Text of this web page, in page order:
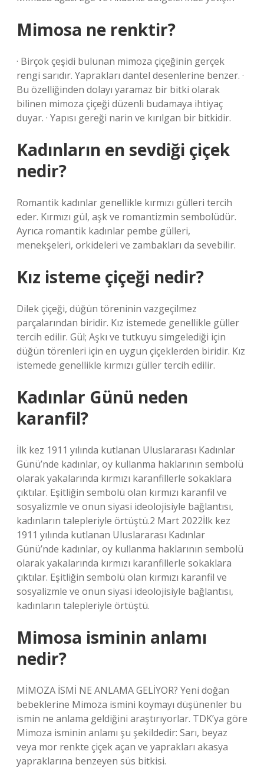
Mimosa ne renktir?
· Birçok çeşidi bulunan mimoza çiçeğinin gerçek
rengi sarıdır. Yaprakları dantel desenlerine benzer. ·
Bu özelliğinden dolayı yaramaz bir bitki olarak
bilinen mimoza çiçeği düzenli budamaya ihtiyaç
duyar. · Yapısı gereği narin ve kırılgan bir bitkidir.
Kadınların en sevdiği çiçek
nedir?
Romantik kadınlar genellikle kırmızı gülleri tercih
eder. Kırmızı gül, aşk ve romantizmin sembolüdür.
Ayrıca romantik kadınlar pembe gülleri,
menekşeleri, orkideleri ve zambakları da sevebilir.
Kız isteme çiçeği nedir?
Dilek çiçeği, düğün töreninin vazgeçilmez
parçalarından biridir. Kız istemede genellikle güller
tercih edilir. Gül; Aşkı ve tutkuyu simgelediği için
düğün törenleri için en uygun çiçeklerden biridir. Kız
istemede genellikle kırmızı güller tercih edilir.
Kadınlar Günü neden
karanfil?
İlk kez 1911 yılında kutlanan Uluslararası Kadınlar
Günü’nde kadınlar, oy kullanma haklarının sembolü
olarak yakalarında kırmızı karanfillerle sokaklara
çıktılar. Eşitliğin sembolü olan kırmızı karanfil ve
sosyalizmle ve onun siyasi ideolojisiyle bağlantısı,
kadınların talepleriyle örtüştü.2 Mart 2022İlk kez
1911 yılında kutlanan Uluslararası Kadınlar
Günü’nde kadınlar, oy kullanma haklarının sembolü
olarak yakalarında kırmızı karanfillerle sokaklara
çıktılar. Eşitliğin sembolü olan kırmızı karanfil ve
sosyalizmle ve onun siyasi ideolojisiyle bağlantısı,
kadınların talepleriyle örtüştü.
Mimosa isminin anlamı
nedir?
MİMOZA İSMİ NE ANLAMA GELİYOR? Yeni doğan
bebeklerine Mimoza ismini koymayı düşünenler bu
ismin ne anlama geldiğini araştırıyorlar. TDK’ya göre
Mimoza isminin anlamı şu şekildedir: Sarı, beyaz
veya mor renkte çiçek açan ve yaprakları akasya
yapraklarına benzeyen süs bitkisi.